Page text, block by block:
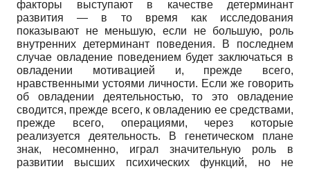
факторы выступают в качестве детерминант
развития — в то время как исследования
показывают не меньшую, если не большую, роль
внутренних детерминант поведения. В последнем
случае овладение поведением будет заключаться в
овладении мотивацией и, прежде всего,
нравственными устоями личности. Если же говорить
об овладении деятельностью, то это овладение
сводится, прежде всего, к овладению ее средствами,
прежде всего, операциями, через которые
реализуется деятельность. В генетическом плане
знак, несомненно, играл значительную роль в
развитии высших психических функций, но не